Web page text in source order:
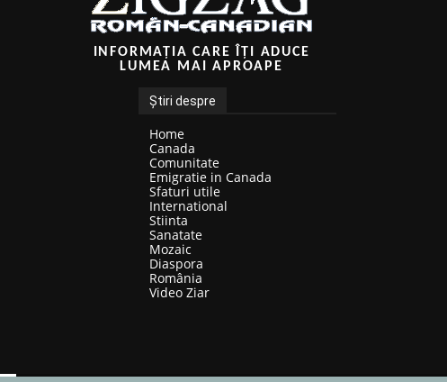
INFORMAȚIA CARE ÎȚI ADUCE
LUMEA MAI APROAPE
Știri despre
Home
Canada
Comunitate
Emigratie in Canada
Sfaturi utile
International
Stiinta
Sanatate
Mozaic
Diaspora
România
Video Ziar